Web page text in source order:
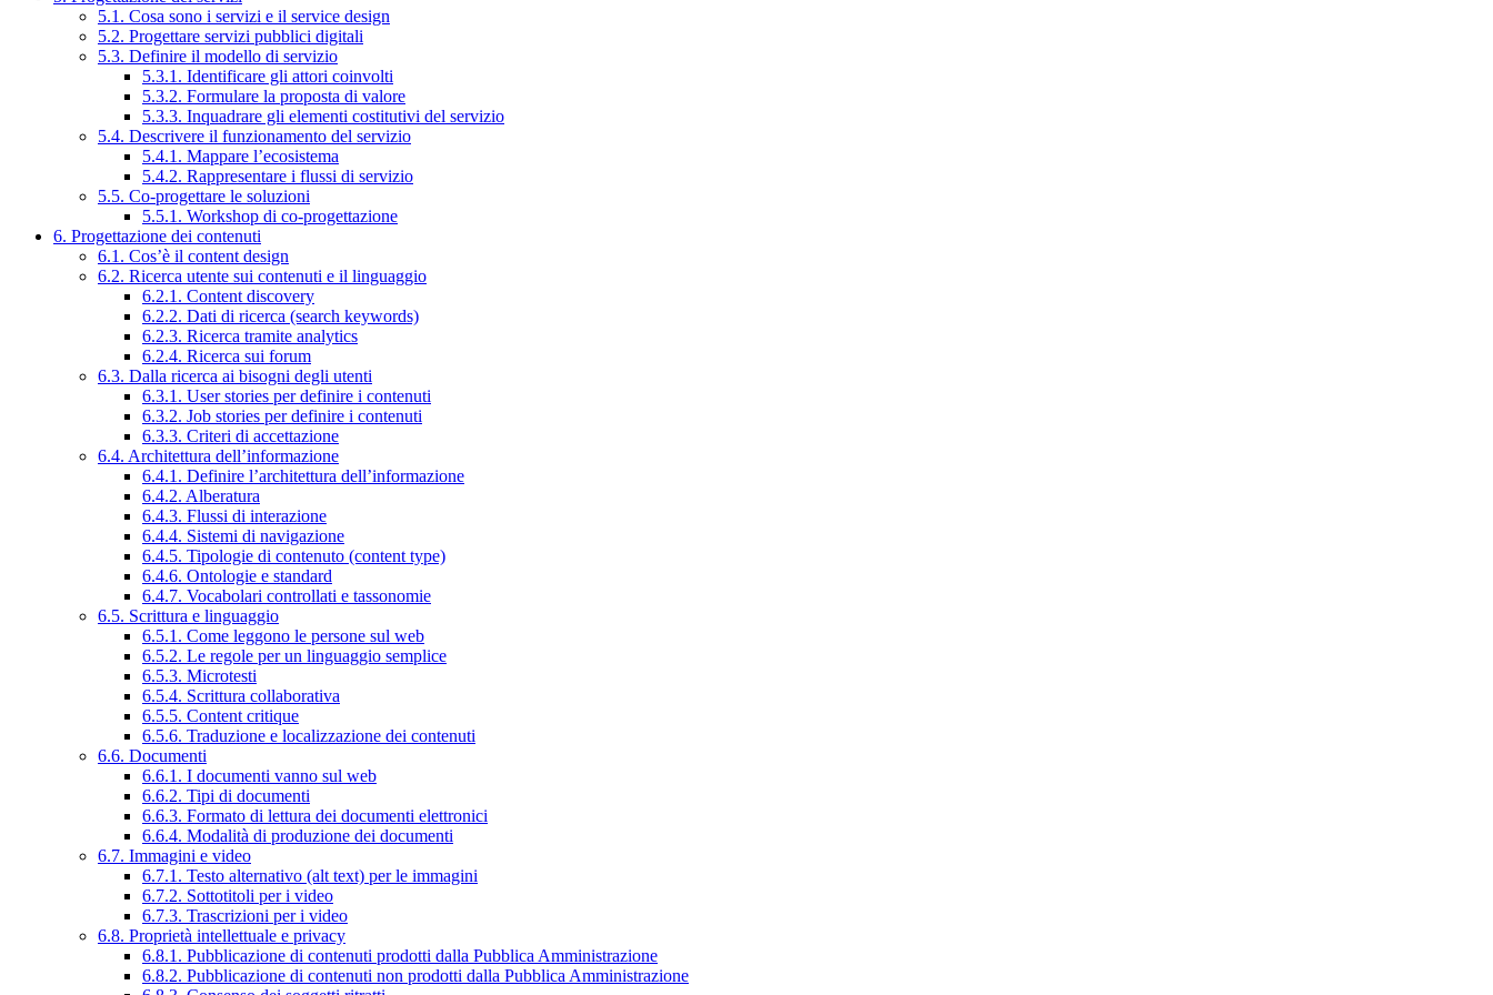
5.1. Cosa sono i servizi e il service design
5.2. Progettare servizi pubblici digitali
5.3. Definire il modello di servizio
5.3.1. Identificare gli attori coinvolti
5.3.2. Formulare la proposta di valore
5.3.3. Inquadrare gli elementi costitutivi del servizio
5.4. Descrivere il funzionamento del servizio
5.4.1. Mappare l’ecosistema
5.4.2. Rappresentare i flussi di servizio
5.5. Co-progettare le soluzioni
5.5.1. Workshop di co-progettazione
6. Progettazione dei contenuti
6.1. Cos’è il content design
6.2. Ricerca utente sui contenuti e il linguaggio
6.2.1. Content discovery
6.2.2. Dati di ricerca (search keywords)
6.2.3. Ricerca tramite analytics
6.2.4. Ricerca sui forum
6.3. Dalla ricerca ai bisogni degli utenti
6.3.1. User stories per definire i contenuti
6.3.2. Job stories per definire i contenuti
6.3.3. Criteri di accettazione
6.4. Architettura dell’informazione
6.4.1. Definire l’architettura dell’informazione
6.4.2. Alberatura
6.4.3. Flussi di interazione
6.4.4. Sistemi di navigazione
6.4.5. Tipologie di contenuto (content type)
6.4.6. Ontologie e standard
6.4.7. Vocabolari controllati e tassonomie
6.5. Scrittura e linguaggio
6.5.1. Come leggono le persone sul web
6.5.2. Le regole per un linguaggio semplice
6.5.3. Microtesti
6.5.4. Scrittura collaborativa
6.5.5. Content critique
6.5.6. Traduzione e localizzazione dei contenuti
6.6. Documenti
6.6.1. I documenti vanno sul web
6.6.2. Tipi di documenti
6.6.3. Formato di lettura dei documenti elettronici
6.6.4. Modalità di produzione dei documenti
6.7. Immagini e video
6.7.1. Testo alternativo (alt text) per le immagini
6.7.2. Sottotitoli per i video
6.7.3. Trascrizioni per i video
6.8. Proprietà intellettuale e privacy
6.8.1. Pubblicazione di contenuti prodotti dalla Pubblica Amministrazione
6.8.2. Pubblicazione di contenuti non prodotti dalla Pubblica Amministrazione